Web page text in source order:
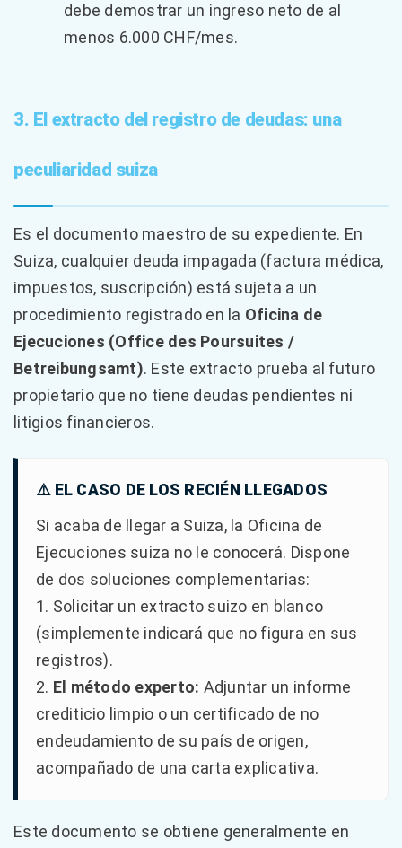
debe demostrar un ingreso neto de al
menos 6.000 CHF/mes.
3. El extracto del registro de deudas: una
peculiaridad suiza
Es el documento maestro de su expediente. En
Suiza, cualquier deuda impagada (factura médica,
impuestos, suscripción) está sujeta a un
procedimiento registrado en la Oficina de
Ejecuciones (Office des Poursuites /
Betreibungsamt). Este extracto prueba al futuro
propietario que no tiene deudas pendientes ni
litigios financieros.
⚠️ EL CASO DE LOS RECIÉN LLEGADOS
Si acaba de llegar a Suiza, la Oficina de
Ejecuciones suiza no le conocerá. Dispone
de dos soluciones complementarias:
1. Solicitar un extracto suizo en blanco
(simplemente indicará que no figura en sus
registros).
2. El método experto: Adjuntar un informe
crediticio limpio o un certificado de no
endeudamiento de su país de origen,
acompañado de una carta explicativa.
Este documento se obtiene generalmente en